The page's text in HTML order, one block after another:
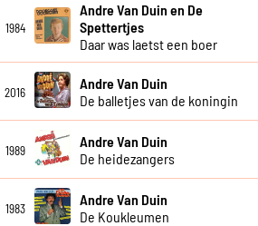
1984
Andre Van Duin en De
Spettertjes
Daar was laetst een boer
2016
Andre Van Duin
De balletjes van de koningin
1989
Andre Van Duin
De heidezangers
1983
Andre Van Duin
De Koukleumen